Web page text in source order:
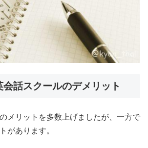
話スクールのデメリット
メリットを多数上げましたが、一方で
があります。